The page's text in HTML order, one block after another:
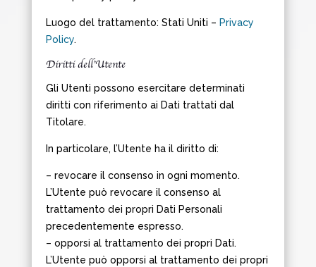
Luogo del trattamento: Stati Uniti – Privacy
Policy.
Diritti dell’Utente
Gli Utenti possono esercitare determinati
diritti con riferimento ai Dati trattati dal
Titolare.
In particolare, l’Utente ha il diritto di:
– revocare il consenso in ogni momento.
L’Utente può revocare il consenso al
trattamento dei propri Dati Personali
precedentemente espresso.
– opporsi al trattamento dei propri Dati.
L’Utente può opporsi al trattamento dei propri